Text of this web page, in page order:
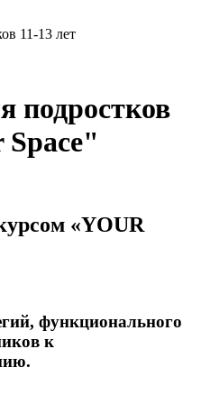
11-13 лет
подростков
Space"
«YOUR
функционального
к